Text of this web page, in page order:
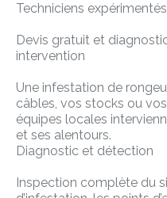
Techniciens
Devis gratuit et
intervention
Une infestation de
câbles, vos stocks ou
équipes locales
et ses alentours.
Diagnostic et détection
Inspection complète du